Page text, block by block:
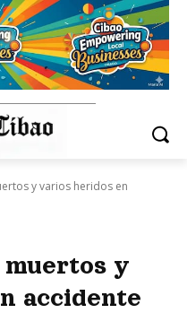
y varios heridos en
muertos y
accidente